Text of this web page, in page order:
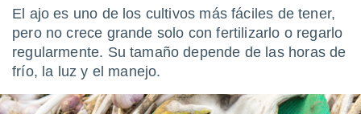
que se
calidad.
a este
las
y
El ajo es uno de los cultivos más fáciles de tener,
pero no crece grande solo con fertilizarlo o regarlo
regularmente. Su tamaño depende de las horas de
frío, la luz y el manejo.